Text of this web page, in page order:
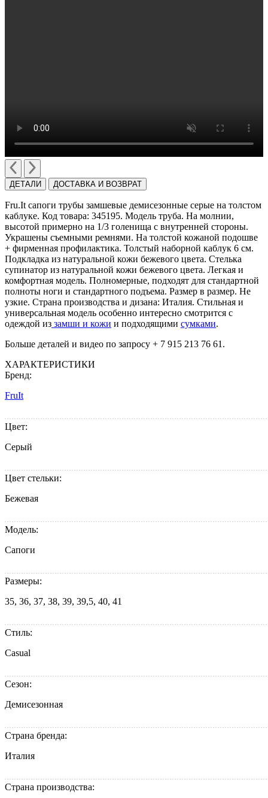
ДЕТАЛИ ДОСТАВКА И ВОЗВРАТ
Fru.It сапоги трубы замшевые демисезонные cерые на толcтом
каблуке. Код товара: 345195. Модель труба. На молнии,
высотой примерно на 1/3 голенища с внутренней стороны.
Украшены съемными ремнями. На толстой кожаной подошве
+ фирменная профилактика. Толстый наборной каблук 6 см.
Подкладка из натуральной кожи бежевого цвета. Стелька
супинатор из натуральной кожи бежевого цвета. Легкая и
комфортная модель. Полномерные, подходят для стандартной
полноты ноги и стандартного подъема. Размер в размер. Не
узкие. Страна производства и дизана: Италия. Стильная и
универсальная модель особенно интересно смотрится с
одеждой из замши и кожи и подходящими сумками.
Больше деталей и видео по запросу + 7 915 213 76 61.
ХАРАКТЕРИСТИКИ
Бренд:
FruIt
Цвет:
Серый
Цвет стельки:
Бежевая
Модель:
Сапоги
Размеры:
35, 36, 37, 38, 39, 39,5, 40, 41
Стиль:
Casual
Сезон:
Демисезонная
Страна бренда:
Италия
Страна производства: